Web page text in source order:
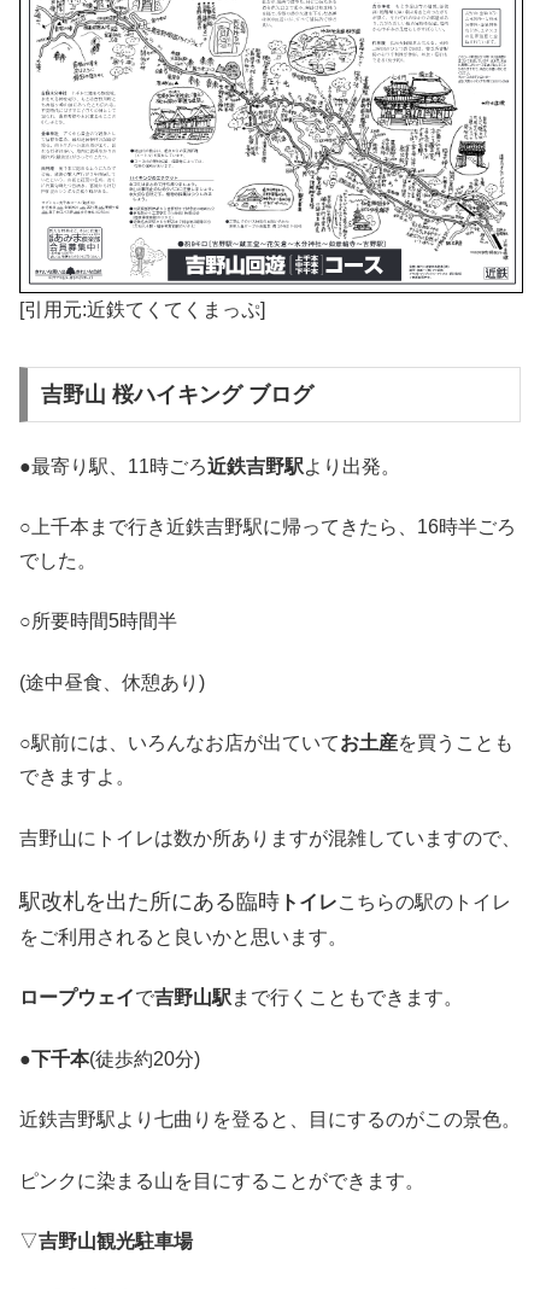
[引用元:近鉄てくてくまっぷ]
吉野山 桜ハイキング ブログ
●最寄り駅、11時ごろ近鉄吉野駅より出発。
○上千本まで行き近鉄吉野駅に帰ってきたら、16時半ごろ
でした。
○所要時間5時間半
(途中昼食、休憩あり)
○駅前には、いろんなお店が出ていてお土産を買うことも
できますよ。
吉野山にトイレは数か所ありますが混雑していますので、
駅改札を出た所にある臨時 トイレこちらの駅のトイレ
をご利用されると良いかと思います。
ロープウェイで吉野山駅 まで行くこともできます。
●下千本(徒歩約20分)
近鉄吉野駅より七曲りを登ると、目にするのがこの景色。
ピンクに染まる山を目にすることができます。
▽吉野山観光駐車場